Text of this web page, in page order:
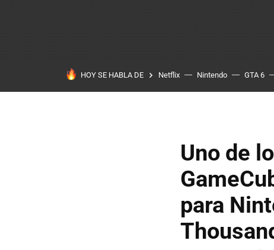
HOY SE HABLA DE Netflix Nintendo GTA 6
Uno de
para